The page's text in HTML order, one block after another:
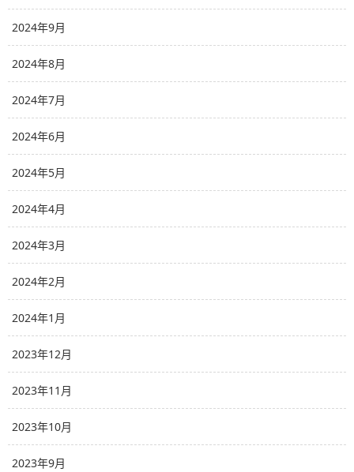
2024年9月
2024年8月
2024年7月
2024年6月
2024年5月
2024年4月
2024年3月
2024年2月
2024年1月
2023年12月
2023年11月
2023年10月
2023年9月